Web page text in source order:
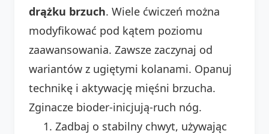
drążku brzuch. Wiele ćwiczeń można
modyfikować pod kątem poziomu
zaawansowania. Zawsze zaczynaj od
wariantów z ugiętymi kolanami. Opanuj
technikę i aktywację mięśni brzucha.
Zginacze bioder-inicjują-ruch nóg.
Zadbaj o stabilny chwyt, używając